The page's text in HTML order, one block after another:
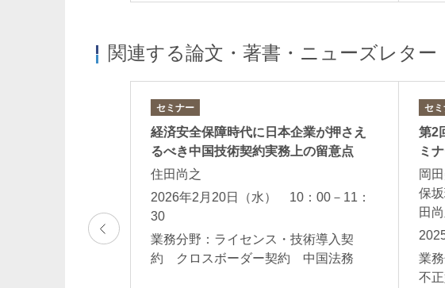
関連する論文・著書・ニューズレター
14：00-15：00
ンプライアン
セミナー
経済安全保障時代に日本企業が押さえ
るべき中国技術契約実務上の留意点
住田尚之
2026年2月20日（水） 10：00－11：
30
業務分野：ライセンス・技術導入契
約 クロスボーダー契約 中国法務
セ
第2
ミ
岡
保
田
業
不